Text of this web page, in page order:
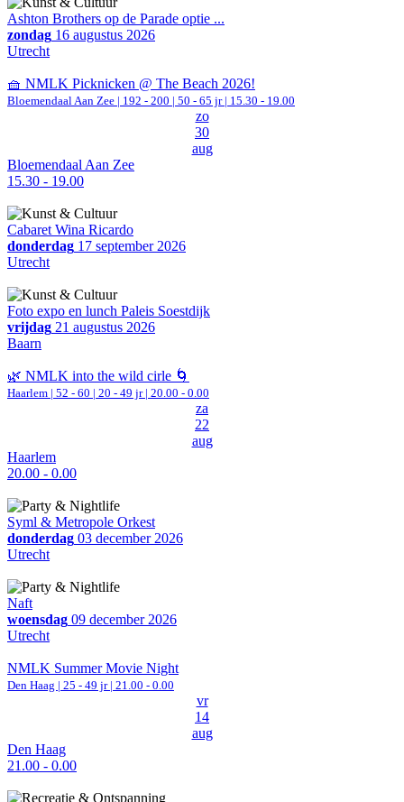
Ashton Brothers op de Parade optie ...
zondag 16 augustus 2026
Utrecht
🧺 NMLK Picknicken @ The Beach 2026!
Bloemendaal Aan Zee | 192 - 200 | 50 - 65 jr | 15.30 - 19.00
zo
30
aug
Bloemendaal Aan Zee
15.30 - 19.00
Cabaret Wina Ricardo
donderdag 17 september 2026
Utrecht
Foto expo en lunch Paleis Soestdijk
vrijdag 21 augustus 2026
Baarn
🌿 NMLK into the wild cirle 🌀
Haarlem | 52 - 60 | 20 - 49 jr | 20.00 - 0.00
za
22
aug
Haarlem
20.00 - 0.00
Syml & Metropole Orkest
donderdag 03 december 2026
Utrecht
Naft
woensdag 09 december 2026
Utrecht
NMLK Summer Movie Night
Den Haag | 25 - 49 jr | 21.00 - 0.00
vr
14
aug
Den Haag
21.00 - 0.00